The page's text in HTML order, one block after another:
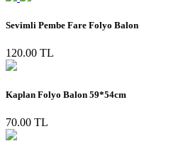
Sevimli Pembe Fare Folyo Balon
120.00 TL
Kaplan Folyo Balon 59*54cm
70.00 TL